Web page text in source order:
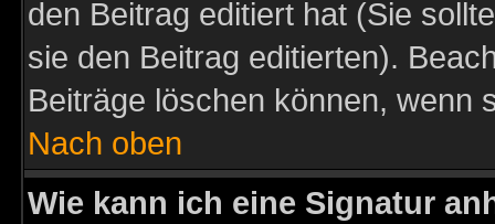
den Beitrag editiert hat (Sie
sie den Beitrag editierten).
Beiträge löschen können, wenn
Nach oben
Wie kann ich eine Signatur